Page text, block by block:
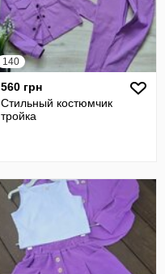
140
560 грн
Стильный костюмчик
тройка